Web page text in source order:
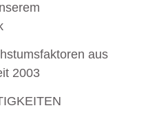
aus
2003